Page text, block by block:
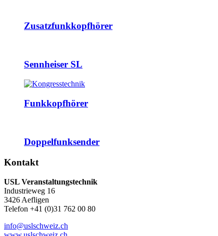
Zusatzfunkkopfhörer
Sennheiser SL
Funkkopfhörer
Doppelfunksender
Kontakt
USL Veranstaltungstechnik
Industrieweg 16
3426 Aefligen
Telefon +41 (0)31 762 00 80
info@uslschweiz.ch